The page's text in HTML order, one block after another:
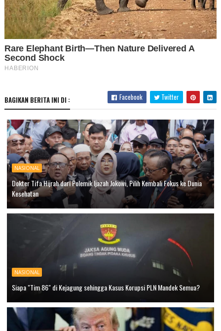
BAGIKAN BERITA INI DI : Facebook Twitter
NASIONAL
Dokter Tifa Hijrah dari Polemik Ijazah Jokowi, Pilih Kembali Fokus ke Dunia
Kesehatan
NASIONAL
Siapa "Tim 86" di Kejagung sehingga Kasus Korupsi PLN Mandek Semua?